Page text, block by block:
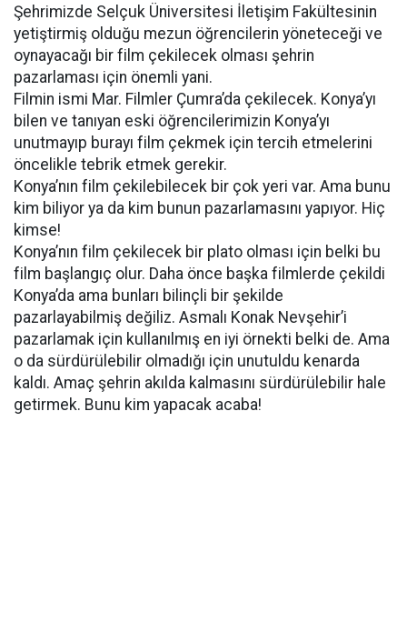
Şehrimizde Selçuk Üniversitesi İletişim Fakültesinin
yetiştirmiş olduğu mezun öğrencilerin yöneteceği ve
oynayacağı bir film çekilecek olması şehrin
pazarlaması için önemli yani.
Filmin ismi Mar. Filmler Çumra’da çekilecek. Konya’yı
bilen ve tanıyan eski öğrencilerimizin Konya’yı
unutmayıp burayı film çekmek için tercih etmelerini
öncelikle tebrik etmek gerekir.
Konya’nın film çekilebilecek bir çok yeri var. Ama bunu
kim biliyor ya da kim bunun pazarlamasını yapıyor. Hiç
kimse!
Konya’nın film çekilecek bir plato olması için belki bu
film başlangıç olur. Daha önce başka filmlerde çekildi
Konya’da ama bunları bilinçli bir şekilde
pazarlayabilmiş değiliz. Asmalı Konak Nevşehir’i
pazarlamak için kullanılmış en iyi örnekti belki de. Ama
o da sürdürülebilir olmadığı için unutuldu kenarda
kaldı. Amaç şehrin akılda kalmasını sürdürülebilir hale
getirmek. Bunu kim yapacak acaba!